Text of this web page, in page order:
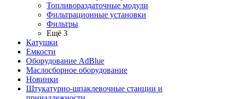
Топливораздаточные модули
Фильтрационные установки
Фильтры
Ещё 3
Катушки
Емкости
Оборудование AdBlue
Маслосборное оборудование
Новинки
Штукатурно-шпаклевочные станции и